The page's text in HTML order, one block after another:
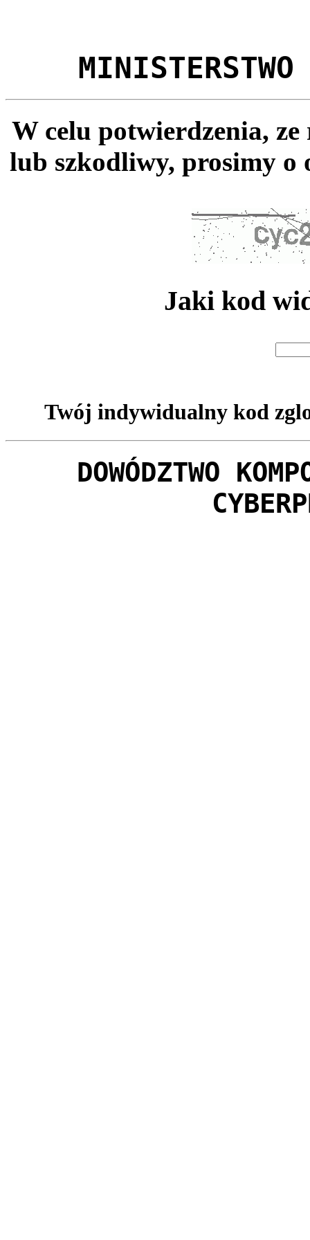
MINISTERSTWO
W celu potwierdzenia,
lub szkodliwy, prosimy o
Jaki kod
Twój indywidualny kod
DOWÓDZTWO